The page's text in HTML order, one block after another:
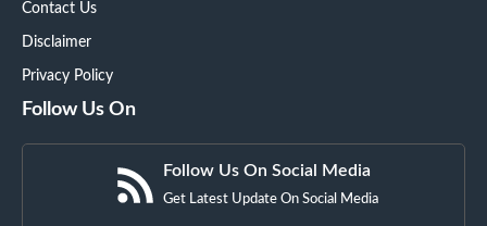
Contact Us
Disclaimer
Privacy Policy
Follow Us On
Follow Us On Social Media
Get Latest Update On Social Media